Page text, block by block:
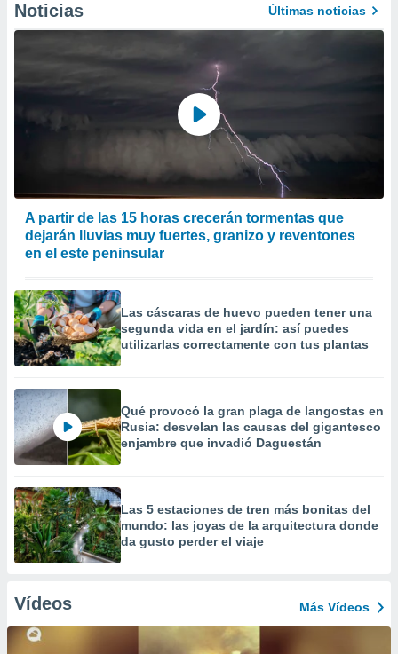
Noticias Últimas noticias
A partir de las 15 horas crecerán tormentas que
dejarán lluvias muy fuertes, granizo y reventones
en el este peninsular
Las cáscaras de huevo pueden tener una
segunda vida en el jardín: así puedes
utilizarlas correctamente con tus plantas
Qué provocó la gran plaga de langostas en
Rusia: desvelan las causas del gigantesco
enjambre que invadió Daguestán
Las 5 estaciones de tren más bonitas del
mundo: las joyas de la arquitectura donde
da gusto perder el viaje
Vídeos Más Vídeos